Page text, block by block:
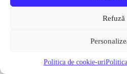
Refuză
Politica de cookie-uri
Pantaloni functionali Force Frost